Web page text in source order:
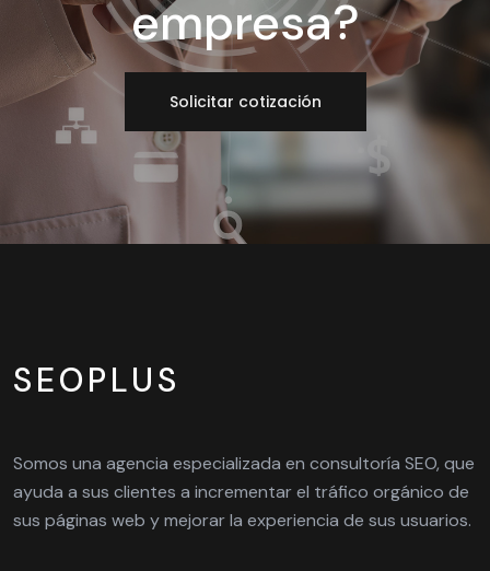
empresa?
Solicitar cotización
SEOPLUS
Somos una agencia especializada en consultoría SEO, que
ayuda a sus clientes a incrementar el tráfico orgánico de
sus páginas web y mejorar la experiencia de sus usuarios.